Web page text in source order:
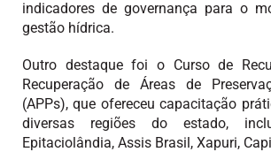
indicadores de governança para o
gestão hídrica.
Outro destaque foi o Curso de
Recuperação de Áreas de
(APPs), que ofereceu capacitação
diversas regiões do estado,
Epitaciolândia, Assis Brasil, Xapuri,